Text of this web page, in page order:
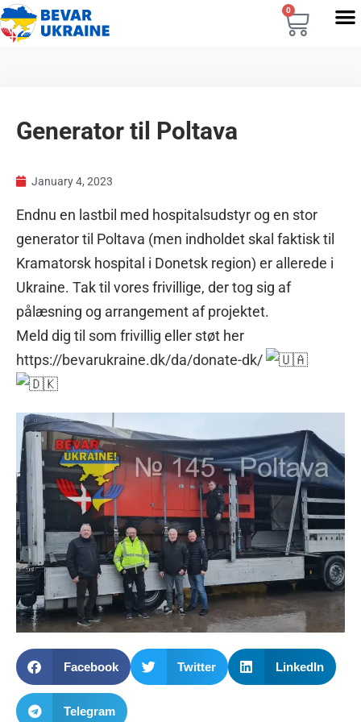
0
Generator til Poltava
January 4, 2023
Endnu en lastbil med hospitalsudstyr og en stor
generator til Poltava (men indholdet skal faktisk til
Kramatorsk hospital i Donetsk region) er allerede i
Ukraine. Tak til vores frivillige, der tog sig af
pålæsning og arrangement af projektet.
Meld dig til som frivillig eller støt her
https://bevarukraine.dk/da/donate-dk/
Facebook Twitter LinkedIn
Telegram